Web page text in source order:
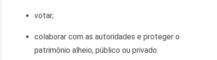
votar;
colaborar com as autoridades e proteger o
patrimônio alheio, público ou privado.